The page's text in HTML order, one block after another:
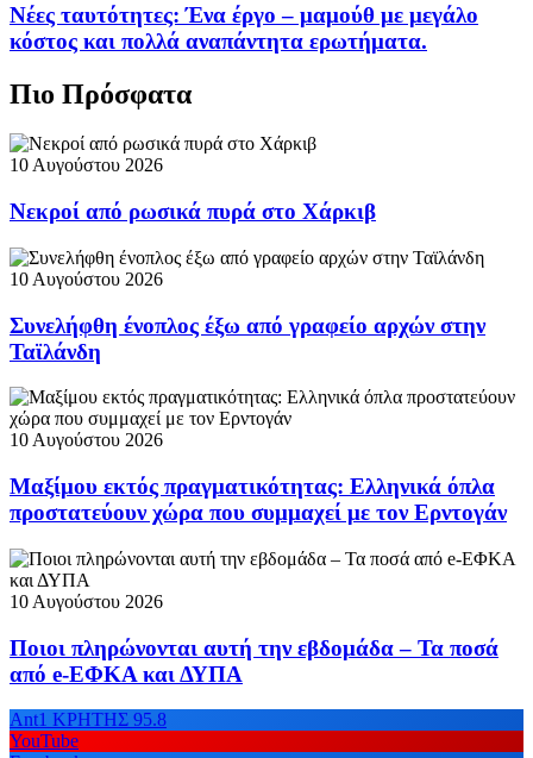
Νέες ταυτότητες: Ένα έργο – μαμούθ με μεγάλο
κόστος και πολλά αναπάντητα ερωτήματα.
Πιο Πρόσφατα
10 Αυγούστου 2026
Νεκροί από ρωσικά πυρά στο Χάρκιβ
10 Αυγούστου 2026
Συνελήφθη ένοπλος έξω από γραφείο αρχών στην
Ταϊλάνδη
10 Αυγούστου 2026
Μαξίμου εκτός πραγματικότητας: Ελληνικά όπλα
προστατεύουν χώρα που συμμαχεί με τον Ερντογάν
10 Αυγούστου 2026
Ποιοι πληρώνονται αυτή την εβδομάδα – Τα ποσά
από e-ΕΦΚΑ και ΔΥΠΑ
Ant1 ΚΡΗΤΗΣ 95.8
YouTube